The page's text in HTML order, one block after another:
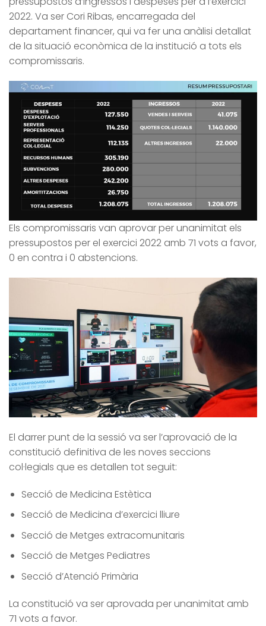
2022. Va ser Cori Ribas, encarregada del
departament financer, qui va fer una anàlisi detallat
de la situació econòmica de la institució a tots els
compromissaris.
Els compromissaris van aprovar per unanimitat els
pressupostos per el exercici 2022 amb 71 vots a favor,
0 en contra i 0 abstencions.
El darrer punt de la sessió va ser l’aprovació de la
constitució definitiva de les noves seccions
col·legials que es detallen tot seguit:
Secció de Medicina Estètica
Secció de Medicina d’exercici lliure
Secció de Metges extracomunitaris
Secció de Metges Pediatres
Secció d’Atenció Primària
La constitució va ser aprovada per unanimitat amb
71 vots a favor.